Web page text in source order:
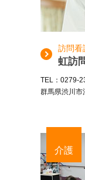
訪問看
虹訪
TEL：0279-
群馬県渋川市
介護